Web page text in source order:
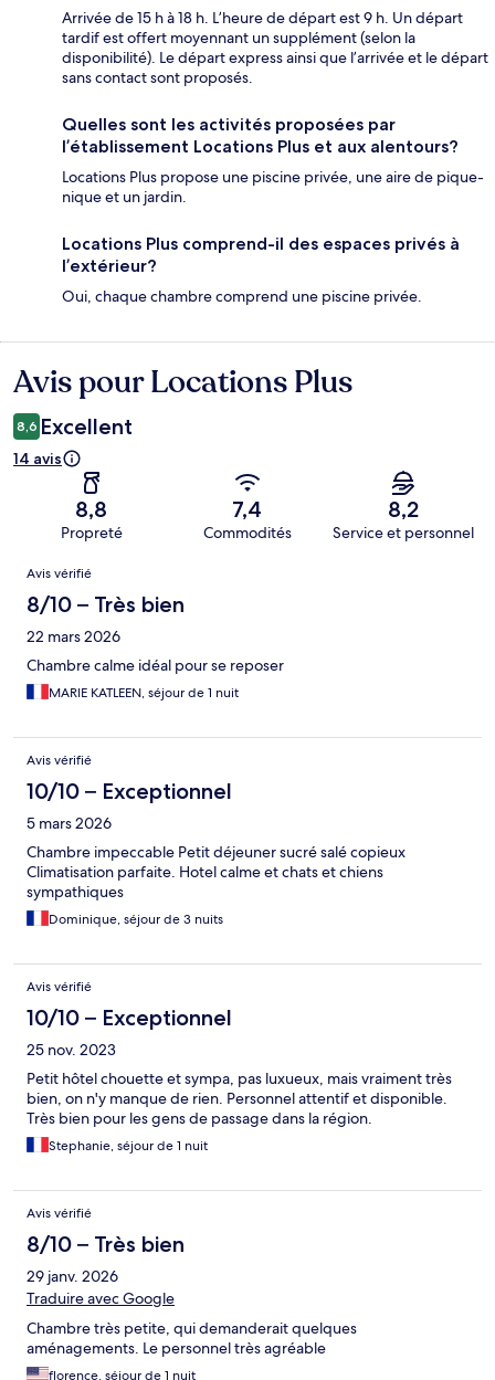
Arrivée de 15 h à 18 h. L’heure de départ est 9 h. Un départ
tardif est offert moyennant un supplément (selon la
disponibilité). Le départ express ainsi que l’arrivée et le départ
sans contact sont proposés.
Quelles sont les activités proposées par
l’établissement Locations Plus et aux alentours?
Locations Plus propose une piscine privée, une aire de pique-
nique et un jardin.
Locations Plus comprend-il des espaces privés à
l’extérieur?
Oui, chaque chambre comprend une piscine privée.
Avis
Avis pour Locations Plus
8,6 Excellent
14 avis
8,8
Propreté
7,4
Commodités
8,2
Service et personnel
Avis
Avis vérifié
8/10 – Très bien
22 mars 2026
Chambre calme idéal pour se reposer
MARIE KATLEEN, séjour de 1 nuit
Avis vérifié
10/10 – Exceptionnel
5 mars 2026
Chambre impeccable Petit déjeuner sucré salé copieux
Climatisation parfaite. Hotel calme et chats et chiens
sympathiques
Dominique, séjour de 3 nuits
Avis vérifié
10/10 – Exceptionnel
25 nov. 2023
Petit hôtel chouette et sympa, pas luxueux, mais vraiment très
bien, on n'y manque de rien. Personnel attentif et disponible.
Très bien pour les gens de passage dans la région.
Stephanie, séjour de 1 nuit
Avis vérifié
8/10 – Très bien
29 janv. 2026
Traduire avec Google
Chambre très petite, qui demanderait quelques
aménagements. Le personnel très agréable
florence, séjour de 1 nuit